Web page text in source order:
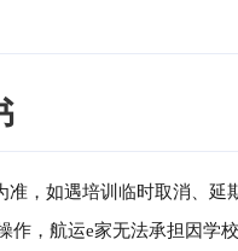
准，如遇培训临时取消、
作，航运e家无法承担因学